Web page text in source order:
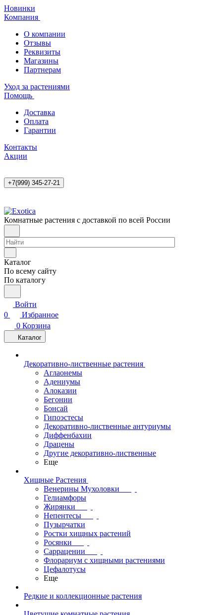
Новинки
Компания
О компании
Отзывы
Реквизиты
Магазины
Партнерам
Уход за растениями
Помощь
Доставка
Оплата
Гарантии
Контакты
Акции
+7(999) 345-27-21
Комнатные растения с доставкой по всей России
Каталог
По всему сайту
По каталогу
Войти
0
Избранное
0 Корзина
Каталог
Декоративно-лиственные растения
Аглаонемы
Адениумы
Алоказии
Бегонии
Бонсай
Гипоэстесы
Декоративно-лиственные антуриумы
Диффенбахии
Драцены
Другие декоративно-лиственные
Еще
Хищные Растения
Венерины Мухоловки
Гелиамфоры
Жирянки
Непентесы
Пузырчатки
Ростки хищных растений
Росянки
Саррацении
Флорариум с хищными растениями
Цефалотусы
Еще
Редкие и коллекционные растения